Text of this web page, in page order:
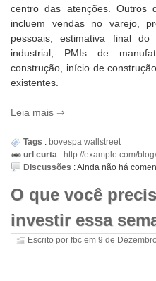
centro das atenções. Outros
incluem vendas no varejo,
pessoais, estimativa final
industrial, PMIs de
construção, início de
existentes.
Leia mais
Tags : bovespa wallstreet
url curta : http://example.com/
Discussões :Ainda não há
O que você
investir essa
Escrito por fbc em 9 de